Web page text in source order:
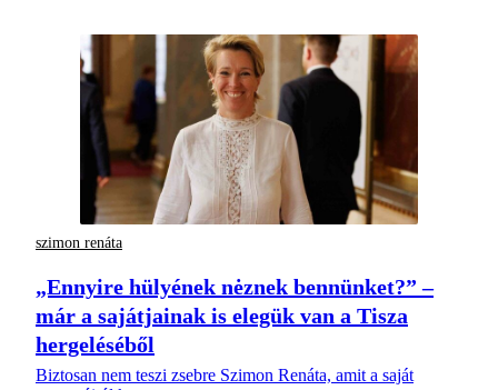
szimon renáta
„Ennyire hülyének nėznek bennünket?” –
már a sajátjainak is elegük van a Tisza
hergeléséből
Biztosan nem teszi zsebre Szimon Renáta, amit a saját